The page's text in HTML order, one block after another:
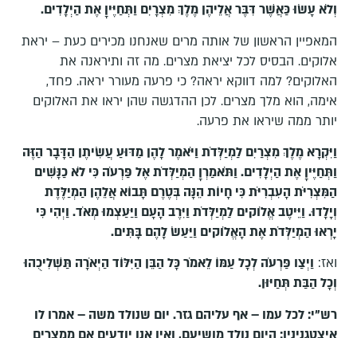
וְלֹא עָשׂוּ כַּאֲשֶׁר דִּבֶּר אֲלֵיהֶן מֶלֶךְ מִצְרָיִם וַתְּחַיֶּיןָ אֶת הַיְלָדִים.
המאפיין הראשון של אותה מרים שאנחנו מכירים כעת – יראת
אלוקים. הבסיס לכל יציאת מצרים. מה זה ותיראנה את
האלוקים? למה דווקא יראה? כי פרעה מעורר יראה. פחד,
אימה, הוא מלך מצרים. לכן ההדגשה שהן יראו את האלוקים
יותר ממה שיראו את פרעה.
וַיִּקְרָא מֶלֶךְ מִצְרַיִם לַמְיַלְּדֹת וַיֹּאמֶר לָהֶן מַדּוּעַ עֲשִׂיתֶן הַדָּבָר הַזֶּה
וַתְּחַיֶּיןָ אֶת הַיְלָדִים. וַתֹּאמַרְןָ הַמְיַלְּדֹת אֶל פַּרְעֹה כִּי לֹא כַנָּשִׁים
הַמִּצְרִיֹּת הָעִבְרִיֹּת כִּי חָיוֹת הֵנָּה בְּטֶרֶם תָּבוֹא אֲלֵהֶן הַמְיַלֶּדֶת
וְיָלָדוּ. וַיֵּיטֶב אֱלֹוקים לַמְיַלְּדֹת וַיִּרֶב הָעָם וַיַּעַצְמוּ מְאֹד. וַיְהִי כִּי
יָרְאוּ הַמְיַלְּדֹת אֶת הָאֱלֹוקים וַיַּעַשׂ לָהֶם בָּתִּים.
ואז: וַיְצַו פַּרְעֹה לְכָל עַמּוֹ לֵאמֹר כָּל הַבֵּן הַיִּלּוֹד הַיְאֹרָה תַּשְׁלִיכֻהוּ
וְכָל הַבַּת תְּחַיּוּן.
רש"י: לכל עמו – אף עליהם גזר. יום שנולד משה – אמרו לו